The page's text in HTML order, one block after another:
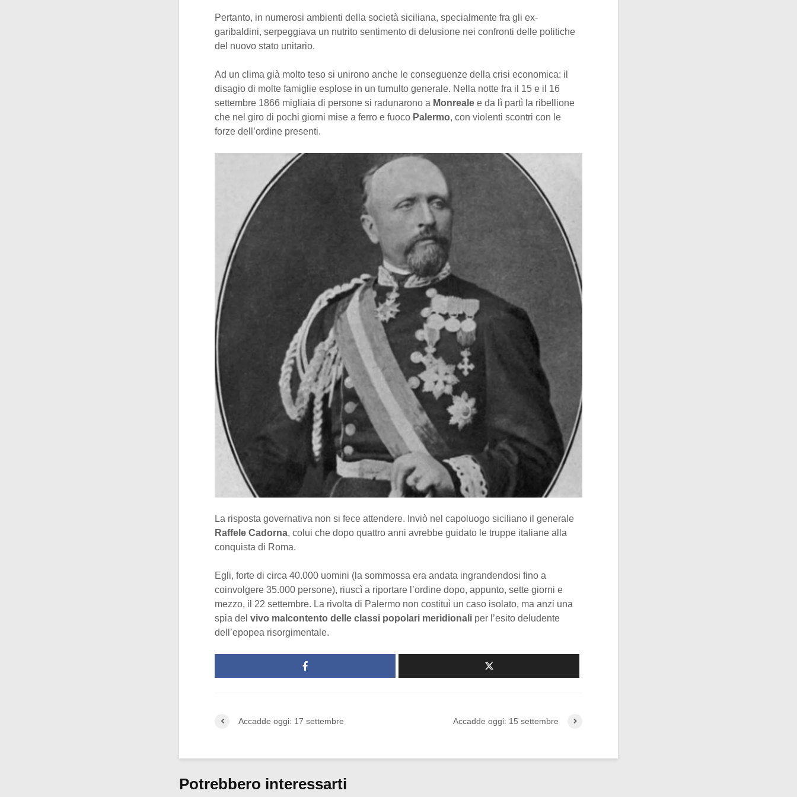
Pertanto, in numerosi ambienti della società siciliana, specialmente fra gli ex-
garibaldini, serpeggiava un nutrito sentimento di delusione nei confronti delle politiche
del nuovo stato unitario.
Ad un clima già molto teso si unirono anche le conseguenze della crisi economica: il
disagio di molte famiglie esplose in un tumulto generale. Nella notte fra il 15 e il 16
settembre 1866 migliaia di persone si radunarono a Monreale e da lì partì la ribellione
che nel giro di pochi giorni mise a ferro e fuoco Palermo, con violenti scontri con le
forze dell’ordine presenti.
La risposta governativa non si fece attendere. Inviò nel capoluogo siciliano il generale
Raffele Cadorna, colui che dopo quattro anni avrebbe guidato le truppe italiane alla
conquista di Roma.
Egli, forte di circa 40.000 uomini (la sommossa era andata ingrandendosi fino a
coinvolgere 35.000 persone), riuscì a riportare l’ordine dopo, appunto, sette giorni e
mezzo, il 22 settembre. La rivolta di Palermo non costituì un caso isolato, ma anzi una
spia del vivo malcontento delle classi popolari meridionali per l’esito deludente
dell’epopea risorgimentale.
Accadde oggi: 17 settembre Accadde oggi: 15 settembre
Potrebbero interessarti